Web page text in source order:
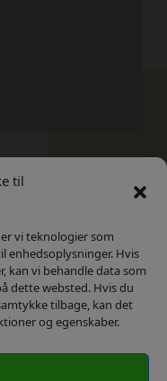
til
vi teknologier som
enhedsoplysninger. Hvis
kan vi behandle data som
dette websted. Hvis du
tilbage, kan det
og egenskaber.